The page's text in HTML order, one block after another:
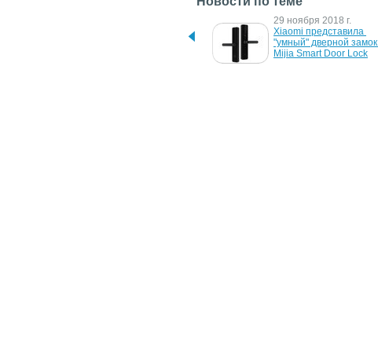
дверной замок за $30 для
29 ноября 2018 г.
Xiaomi представила
"умный" дверной замок
Mijia Smart Door Lock